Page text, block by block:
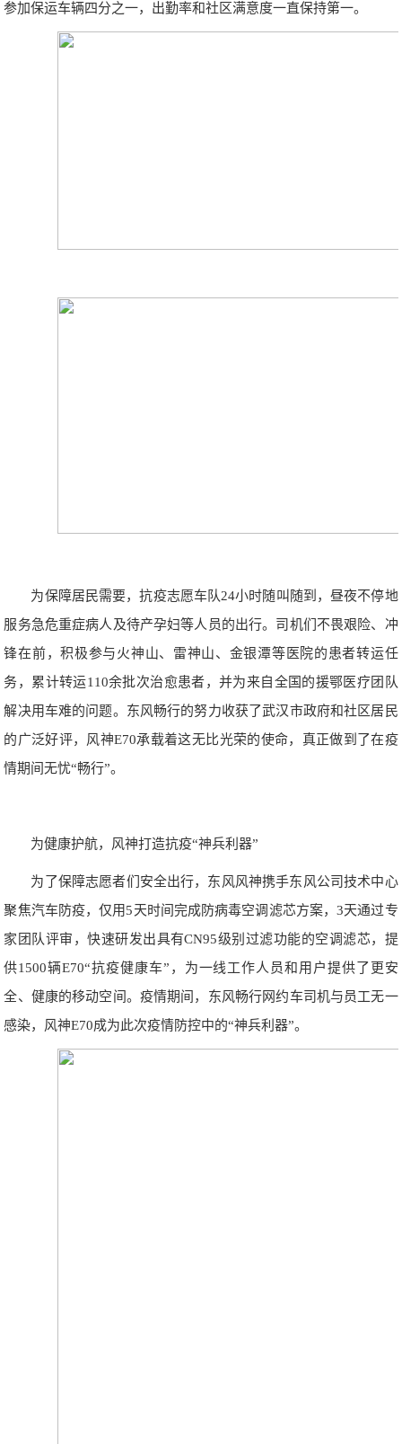
参加保运车辆四分之一，出勤率和社区满意度一直保持第一。
为保障居民需要，抗疫志愿车队24小时随叫随到，昼夜不停地
服务急危重症病人及待产孕妇等人员的出行。司机们不畏艰险、冲
锋在前，积极参与火神山、雷神山、金银潭等医院的患者转运任
务，累计转运110余批次治愈患者，并为来自全国的援鄂医疗团队
解决用车难的问题。东风畅行的努力收获了武汉市政府和社区居民
的广泛好评，风神E70承载着这无比光荣的使命，真正做到了在疫
情期间无忧“畅行”。
为健康护航，风神打造抗疫“神兵利器”
为了保障志愿者们安全出行，东风风神携手东风公司技术中心
聚焦汽车防疫，仅用5天时间完成防病毒空调滤芯方案，3天通过专
家团队评审，快速研发出具有CN95级别过滤功能的空调滤芯，提
供1500辆E70“抗疫健康车”，为一线工作人员和用户提供了更安
全、健康的移动空间。疫情期间，东风畅行网约车司机与员工无一
感染，风神E70成为此次疫情防控中的“神兵利器”。